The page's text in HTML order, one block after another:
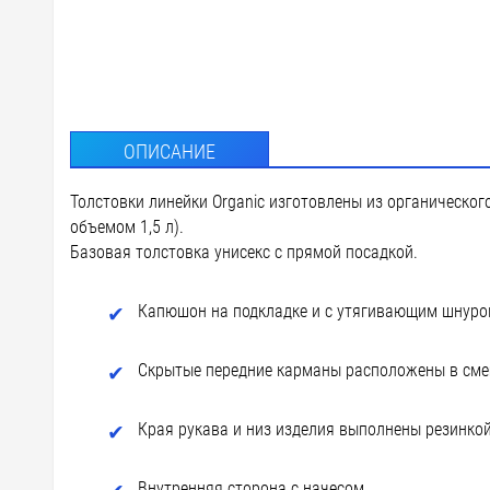
DTG3 -
custm -
ОПИСАНИЕ
Толстовки линейки Organic изготовлены из
объемом 1,5 л).
Базовая толстовка унисекс с прямой посадкой.
Капюшон на подкладке и с утягивающим
Скрытые передние карманы расположены в
Края рукава и низ изделия выполнены резинкой